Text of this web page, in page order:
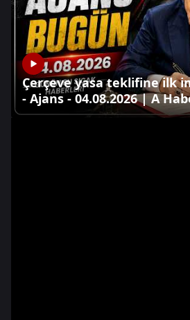
Çerçeve yasa teklifine ilk
- Ajans - 04.08.2026 | A